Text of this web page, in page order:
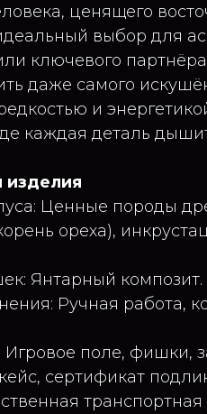
ценящего
выбор для
ключевого
даже самого
и
каждая деталь
изделия
Ценные породы
ореха),
Янтарный композит.
Ручная работа,
Игровое поле, фишки,
сертификат